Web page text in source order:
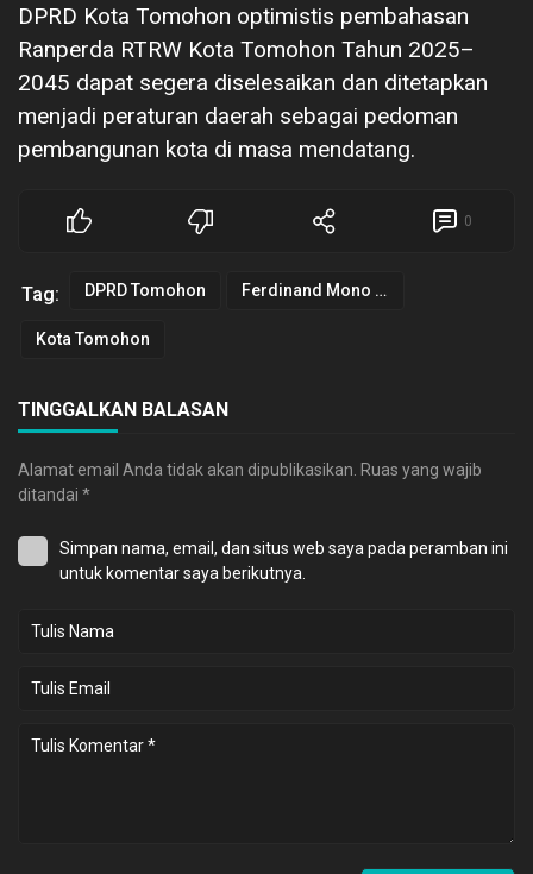
DPRD Kota Tomohon optimistis pembahasan
Ranperda RTRW Kota Tomohon Tahun 2025–
2045 dapat segera diselesaikan dan ditetapkan
menjadi peraturan daerah sebagai pedoman
pembangunan kota di masa mendatang.
0
Tag: DPRD Tomohon Ferdinand Mono Turang
Kota Tomohon
TINGGALKAN BALASAN
Alamat email Anda tidak akan dipublikasikan. Ruas yang wajib
ditandai *
Simpan nama, email, dan situs web saya pada peramban ini
untuk komentar saya berikutnya.